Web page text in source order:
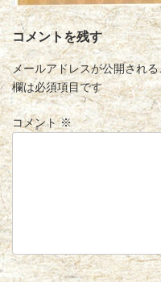
コメントを残す
メールアドレスが公開される
欄は必須項目です
コメント※